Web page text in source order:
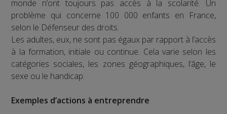
monde n’ont toujours pas accès à la scolarité. Un
problème qui concerne 100 000 enfants en France,
selon le Défenseur des droits.
Les adultes, eux, ne sont pas égaux par rapport à l’accès
à la formation, initiale ou continue. Cela varie selon les
catégories sociales, les zones géographiques, l’âge, le
sexe ou le handicap.
Exemples d’actions à entreprendre